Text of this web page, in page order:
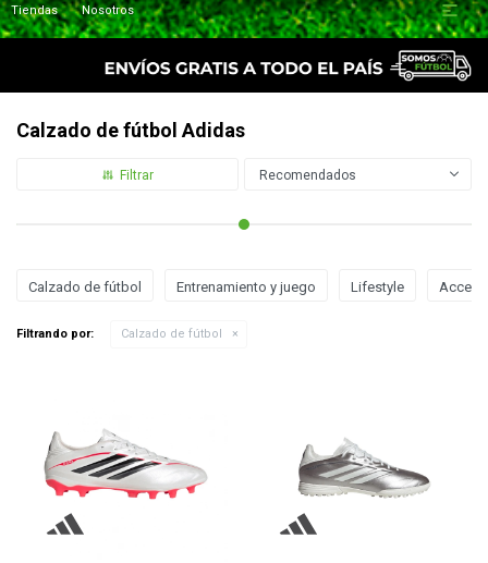
Tiendas Nosotros 
Calzado de fútbol Adidas
Recomendados
Calzado de fútbol Entrenamiento y juego Lifestyle
Filtrando por: Calzado de fútbol